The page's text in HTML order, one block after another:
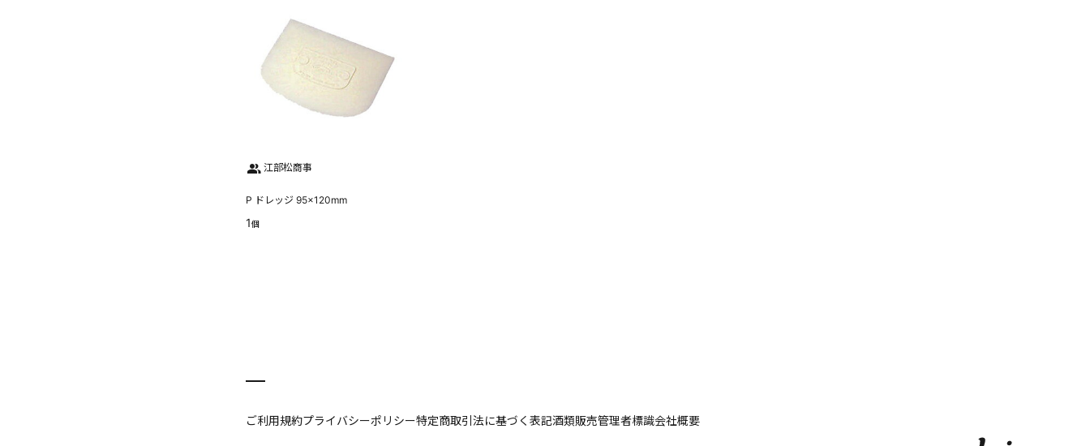
江部松商事
P ドレッジ 95×120mm
1個
ご利用規約プライバシーポリシー特定商取引法に基づく表記酒類販売管理者標識会社概要